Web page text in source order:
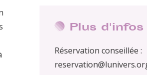
Plus d'infos
Réservation conseillée :